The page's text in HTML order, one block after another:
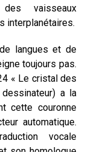
vaisseaux
interplanétaires.
langues et de
toujours pas.
« Le cristal des
a la
cette couronne
automatique.
vocale